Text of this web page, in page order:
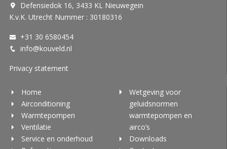
Defensiedok 16, 3433 KL Nieuwegein
K.v.K. Utrecht Nummer : 30180316
+31 30 6580454
info@kouveld.nl
Privacy statement
Home
Airconditioning
Warmtepompen
Ventilatie
Service en onderhoud
Wetgeving voor
geluidsnormen
warmtepompen en
airco’s
Downloads